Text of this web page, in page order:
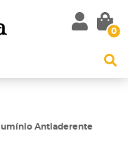
0
Antiaderente